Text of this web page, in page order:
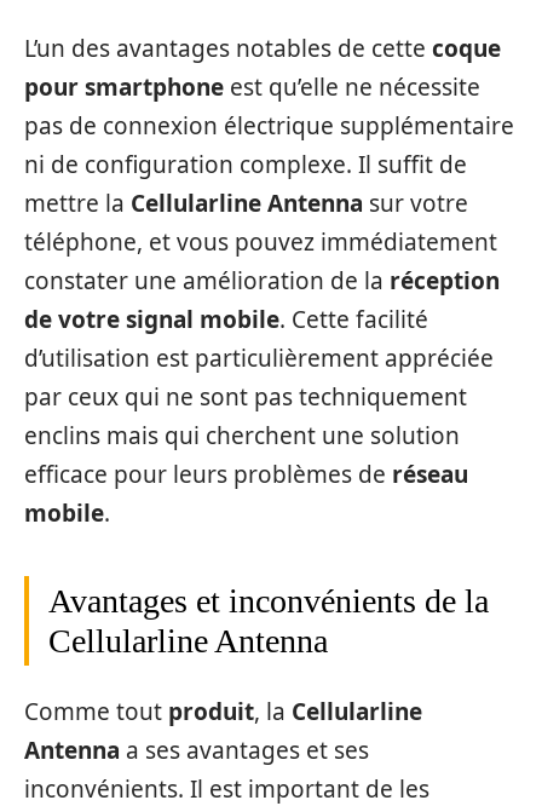
L’un des avantages notables de cette coque
pour smartphone est qu’elle ne nécessite
pas de connexion électrique supplémentaire
ni de configuration complexe. Il suffit de
mettre la Cellularline Antenna sur votre
téléphone, et vous pouvez immédiatement
constater une amélioration de la réception
de votre signal mobile. Cette facilité
d’utilisation est particulièrement appréciée
par ceux qui ne sont pas techniquement
enclins mais qui cherchent une solution
efficace pour leurs problèmes de réseau
mobile.
Avantages et inconvénients de la
Cellularline Antenna
Comme tout produit, la Cellularline
Antenna a ses avantages et ses
inconvénients. Il est important de les